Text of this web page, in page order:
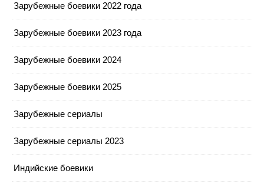
Зарубежные боевики 2022 года
Зарубежные боевики 2023 года
Зарубежные боевики 2024
Зарубежные боевики 2025
Зарубежные сериалы
Зарубежные сериалы 2023
Индийские боевики